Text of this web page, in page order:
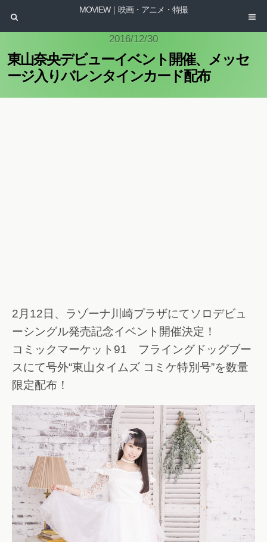
MOVIEW｜映画・アニメ・特撮
2016/12/30
東山奈央デビューイベント開催、メッセ
ージ入りバレンタインカード配布
2月12日、ラゾーナ川崎プラザにてソロデビュ
ーシングル発売記念イベント開催決定！
コミックマーケット91 フライングドッグブー
スにて号外“東山タイムズ コミケ特別号”を数量
限定配布！